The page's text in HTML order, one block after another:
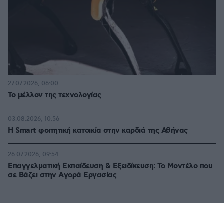
Το μέλλον της τεχνολογίας
27.07.2026, 06:00
Η Smart φοιτητική κατοικία στην καρδιά της Αθήνας
03.08.2026, 10:56
Επαγγελματική Εκπαίδευση & Εξειδίκευση: Το Mοντέλο που
σε Bάζει στην Aγορά Eργασίας
26.07.2026, 09:54